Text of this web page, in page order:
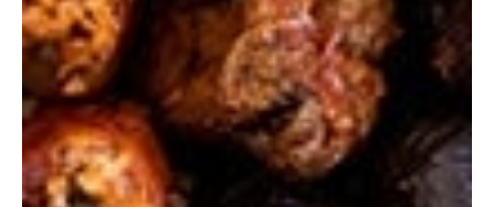
Reformer Pilates Nedir? Pilates’in Gücünü
Taşıyan Sistem
Son yıllarda pilates dünyasında öne çıkan reformer pilates, klasik
mat pilatese kıyasla daha kontrollü, daha etkili ve daha fonksiyonel
bir egzersiz sistemi olarak konumlanıyor. Özel olarak tasarlanmış
reformer aletiyle yapılan bu antrenman, vücudu yalnızca
güçlendirmekle kalmıyor; aynı zamanda denge, esneklik ve postür